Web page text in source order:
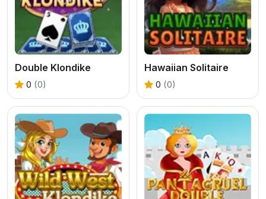
Double Klondike
0 (0)
Hawaiian Solitaire
0 (0)